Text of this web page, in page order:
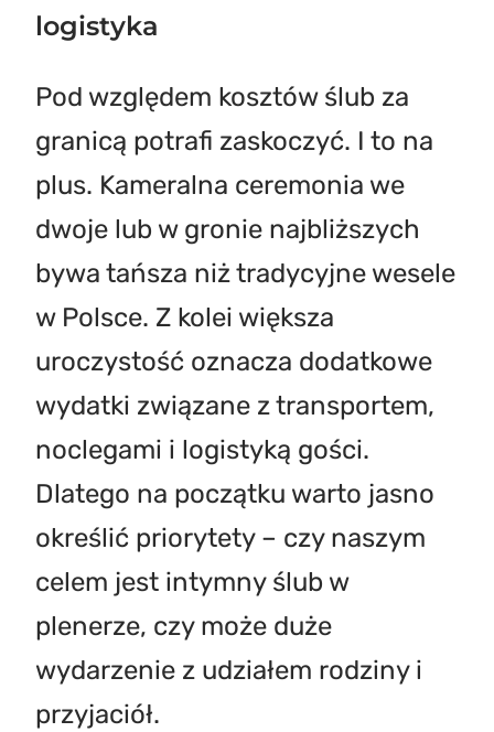
logistyka
Pod względem kosztów ślub za
granicą potrafi zaskoczyć. I to na
plus. Kameralna ceremonia we
dwoje lub w gronie najbliższych
bywa tańsza niż tradycyjne wesele
w Polsce. Z kolei większa
uroczystość oznacza dodatkowe
wydatki związane z transportem,
noclegami i logistyką gości.
Dlatego na początku warto jasno
określić priorytety – czy naszym
celem jest intymny ślub w
plenerze, czy może duże
wydarzenie z udziałem rodziny i
przyjaciół.